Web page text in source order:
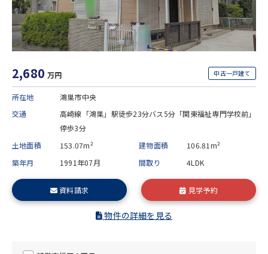
2,680 万円 中古一戸建て
所在地
鴻巣市中央
交通
高崎線「鴻巣」駅徒歩23分バス5分「関東福祉専門学校前」
停歩3分
土地面積
153.07m² 建物面積
106.81m²
築年月
1991年07月 間取り 4LDK
資料請求 見学予約
物件の詳細を見る